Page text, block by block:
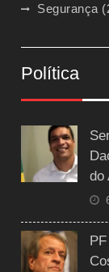
Segurança
Política
do